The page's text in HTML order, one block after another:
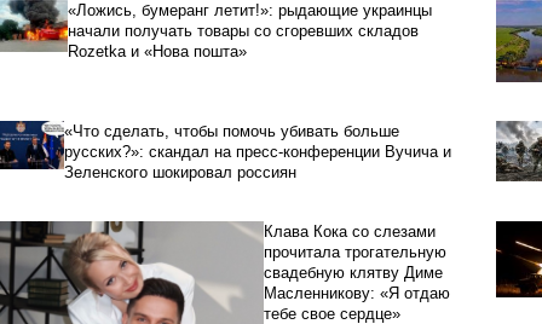
«Ложись, бумеранг летит!»: рыдающие украинцы
начали получать товары со сгоревших складов
Rozetka и «Нова пошта»
«Что сделать, чтобы помочь убивать больше
русских?»: скандал на пресс-конференции Вучича и
Зеленского шокировал россиян
Клава Кока со слезами
прочитала трогательную
свадебную клятву Диме
Масленникову: «Я отдаю
тебе свое сердце»